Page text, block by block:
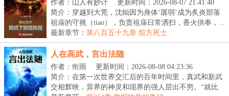
作者：山人有妙计
更新时间：2026-08-07 21:41:40
简介：穿越到大荒，沈灿因为身体‘孱弱‘成为炙炎部落
祖庙的守祧（tiao），负责祖庙日常洒扫，香火供奉，...
最新章节： 第八百五十九章 煊方死士
人在高武，言出法随
作者：衔雨
更新时间：2026-08-08 04:23:36
简介：在第一次世界交汇后的百年时间里，真武和新武
交相辉映，异界的神灵和现界的强人层出不穷。“就比